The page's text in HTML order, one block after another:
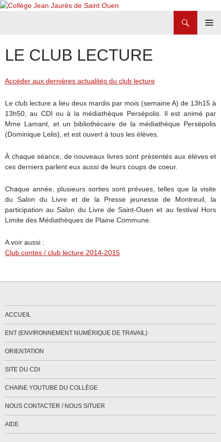
CONTENU
LE CLUB LECTURE
Accéder aux dernières actualités du club lecture
Le club lecture a lieu deux mardis par mois (semaine A) de 13h15 à
13h50, au CDI ou à la médiathèque Persépolis. Il est animé par
Mme Lamant, et un bibliothécaire de la médiathèque Persépolis
(Dominique Lelis), et est ouvert à tous les élèves.
À chaque séance, de nouveaux livres sont présentés aux élèves et
ces derniers parlent eux aussi de leurs coups de coeur.
Chaque année, plusieurs sorties sont prévues, telles que la visite
du Salon du Livre et de la Presse jeunesse de Montreuil, la
participation au Salon du Livre de Saint-Ouen et au festival Hors
Limite des Médiathèques de Plaine Commune.
A voir aussi :
Club contes / club lecture 2014-2015
ACCUEIL
ENT (ENVIRONNEMENT NUMÉRIQUE DE TRAVAIL)
ORIENTATION
SITE DU CDI
CHAINE YOUTUBE DU COLLÈGE
NOUS CONTACTER / NOUS SITUER
AIDE